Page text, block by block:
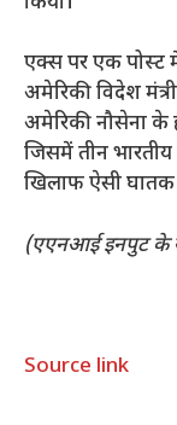
एक्स पर एक पोस्ट
अमेरिकी विदेश
अमेरिकी नौसेना के
जिसमें तीन
खिलाफ ऐसी घातक
(एएनआई इनपुट के
Source link